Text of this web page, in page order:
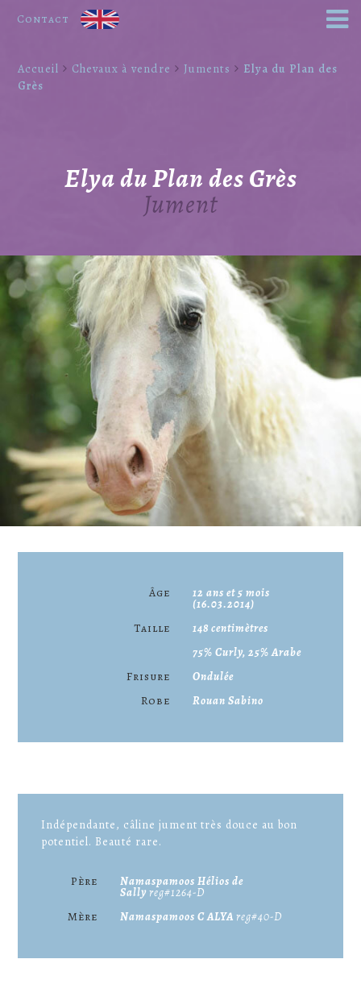
Contact
Accueil Chevaux à vendre Juments
Elya du Plan des
Grès
Elya du Plan des Grès
Jument
Âge 12 ans et 5 mois
(16.03.2014)
Taille
148 centimètres
75% Curly, 25% Arabe
Frisure
Ondulée
Robe
Rouan Sabino
Indépendante, câline jument très douce au bon
potentiel. Beauté rare.
Père Namaspamoos Hélios de
Sallyreg#1264-D
Mère
Namaspamoos C ALYA reg#40-D